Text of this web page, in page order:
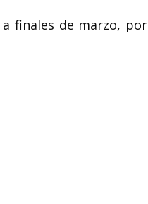
a finales de marzo, por